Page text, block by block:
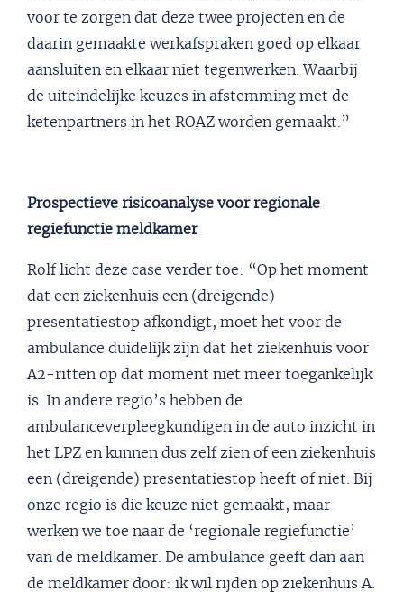
voor te zorgen dat deze twee projecten en de
daarin gemaakte werkafspraken goed op elkaar
aansluiten en elkaar niet tegenwerken. Waarbij
de uiteindelijke keuzes in afstemming met de
ketenpartners in het ROAZ worden gemaakt.”
Prospectieve risicoanalyse voor regionale
regiefunctie meldkamer
Rolf licht deze case verder toe: “Op het moment
dat een ziekenhuis een (dreigende)
presentatiestop afkondigt, moet het voor de
ambulance duidelijk zijn dat het ziekenhuis voor
A2-ritten op dat moment niet meer toegankelijk
is. In andere regio’s hebben de
ambulanceverpleegkundigen in de auto inzicht in
het LPZ en kunnen dus zelf zien of een ziekenhuis
een (dreigende) presentatiestop heeft of niet. Bij
onze regio is die keuze niet gemaakt, maar
werken we toe naar de ‘regionale regiefunctie’
van de meldkamer. De ambulance geeft dan aan
de meldkamer door: ik wil rijden op ziekenhuis A.